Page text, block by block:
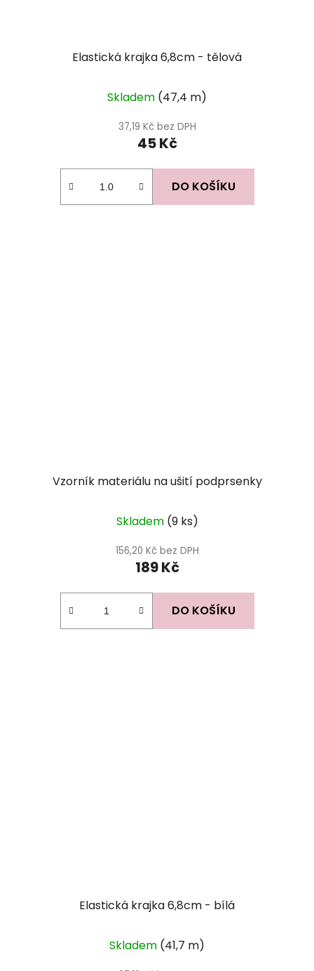
Elastická krajka 6,8cm - tělová
Skladem (47,4 m)
37,19 Kč bez DPH
45 Kč
DO KOŠÍKU
Vzorník materiálu na ušití podprsenky
Skladem (9 ks)
156,20 Kč bez DPH
189 Kč
DO KOŠÍKU
Elastická krajka 6,8cm - bílá
Skladem (41,7 m)